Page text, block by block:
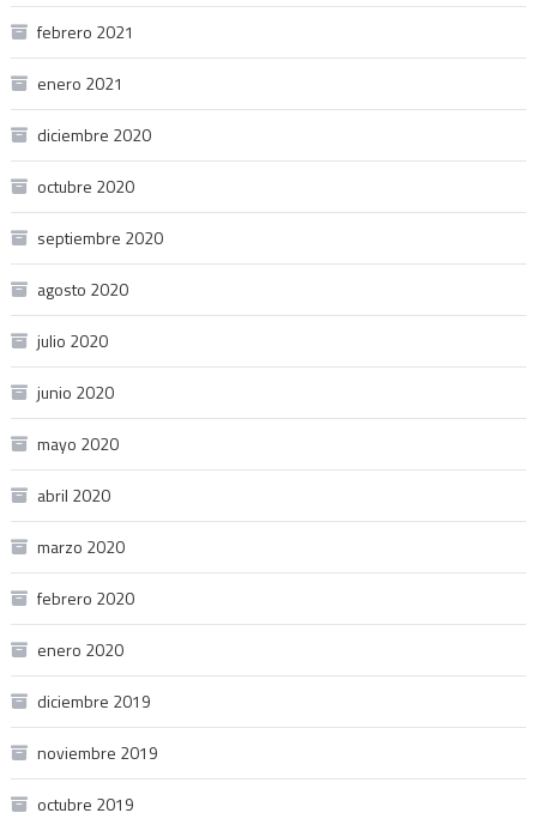
febrero 2021
enero 2021
diciembre 2020
octubre 2020
septiembre 2020
agosto 2020
julio 2020
junio 2020
mayo 2020
abril 2020
marzo 2020
febrero 2020
enero 2020
diciembre 2019
noviembre 2019
octubre 2019